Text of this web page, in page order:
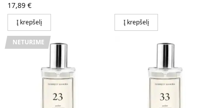
17,89 €
Į krepšelį Į krepšelį
NETURIME